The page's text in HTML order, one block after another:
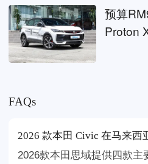
预算
Proton
FAQs
2026 款本田 Civic 在马来西
2026款本田思域提供四款主